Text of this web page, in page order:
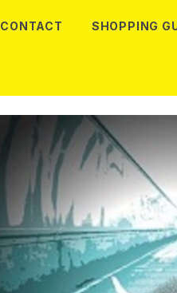
CONTACT SHOPPING